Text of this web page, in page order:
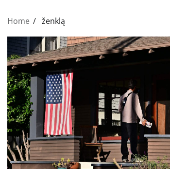
Home ženklą